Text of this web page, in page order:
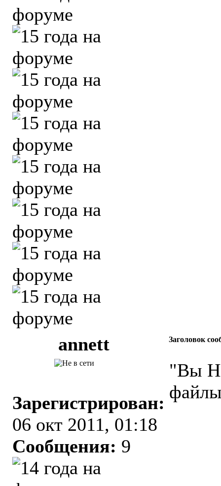
аnnett Заголовок
Зарегистрирован:
06 окт 2011, 01:18
Сообщения: 9
"Вы